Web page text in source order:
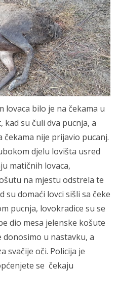
lovaca bilo je na čekama u
su čuli dva pucnja, a
nije prijavio pucanj.
djelu lovišta usred
matičnih lovaca,
na mjestu odstrela te
su domaći lovci sišli sa čeke
pucnja, lovokradice su se
dio mesa jelenske košute
donosimo u nastavku, a
svačije oči. Policija je
se čekaju